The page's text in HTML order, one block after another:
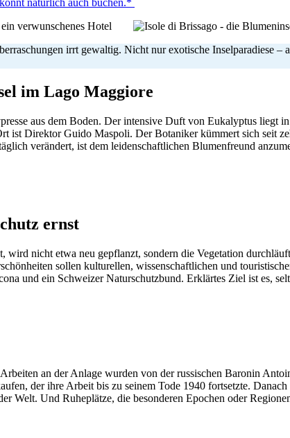
natürlich auch buchen.*
irrt gewaltig. Nicht nur exotische Inselparadiese
im Lago Maggiore
aus dem Boden. Der intensive Duft von Eukalyptus liegt
Direktor Guido Maspoli. Der Botaniker kümmert sich seit
verändert, ist dem leidenschaftlichen Blumenfreund
ernst
nicht etwa neu gepflanzt, sondern die Vegetation
sollen kulturellen, wissenschaftlichen und
und ein Schweizer Naturschutzbund. Erklärtes Ziel ist es,
an der Anlage wurden von der russischen Baronin
der ihre Arbeit bis zu seinem Tode 1940 fortsetzte.
Welt. Und Ruheplätze, die besonderen Epochen oder